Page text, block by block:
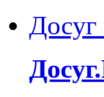
Досуг